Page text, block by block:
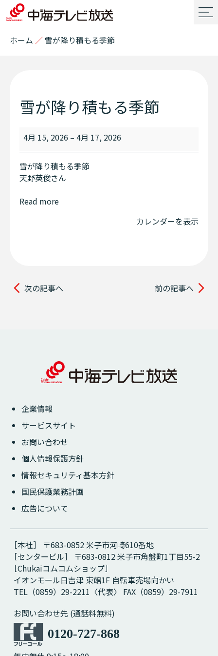
ホーム ／ 雪が降り積もる季節
雪が降り積もる季節
4月 15, 2026 – 4月 17, 2026
雪が降り積もる季節
天野英俊さん
Read more
カレンダーを表示
次の記事へ 前の記事へ
企業情報
サービスサイト
お問い合わせ
個人情報保護方針
情報セキュリティ基本方針
国民保護業務計画
広告について
［本社］ 〒683-0852 米子市河崎610番地
［センタービル］ 〒683-0812 米子市角盤町1丁目55-2
［Chukaiコムコムショップ］
イオンモール日吉津 東館1F 自転車売場向かい
TEL（0859）29-2211〈代表〉 FAX（0859）29-7911
お問い合わせ先 (通話料無料)
0120-727-868